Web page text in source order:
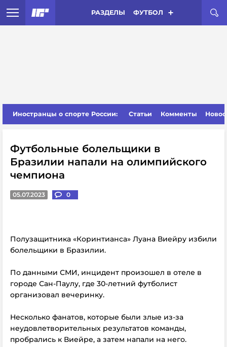
РАЗДЕЛЫ ФУТБОЛ
Иностранцы о спорте России: Статьи Комменты
Футбольные болельщики в
Бразилии напали на олимпийского
чемпиона
05.07.2023 0
Полузащитника «Коринтианса» Луана Виейру избили
болельщики в Бразилии.
По данными СМИ, инцидент произошел в отеле в
городе Сан‑Паулу, где 30‑летний футболист
организовал вечеринку.
Несколько фанатов, которые были злые из-за
неудовлетворительных результатов команды,
пробрались к Виейре, а затем напали на него.